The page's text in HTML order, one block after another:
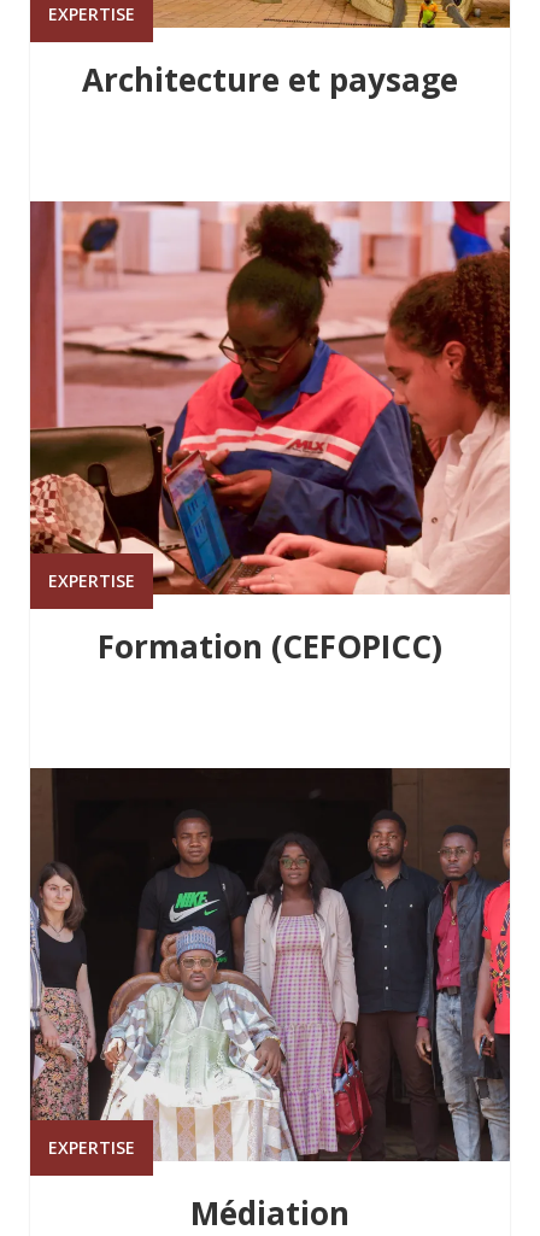
EXPERTISE
Architecture et paysage
EXPERTISE
Formation (CEFOPICC)
EXPERTISE
Médiation